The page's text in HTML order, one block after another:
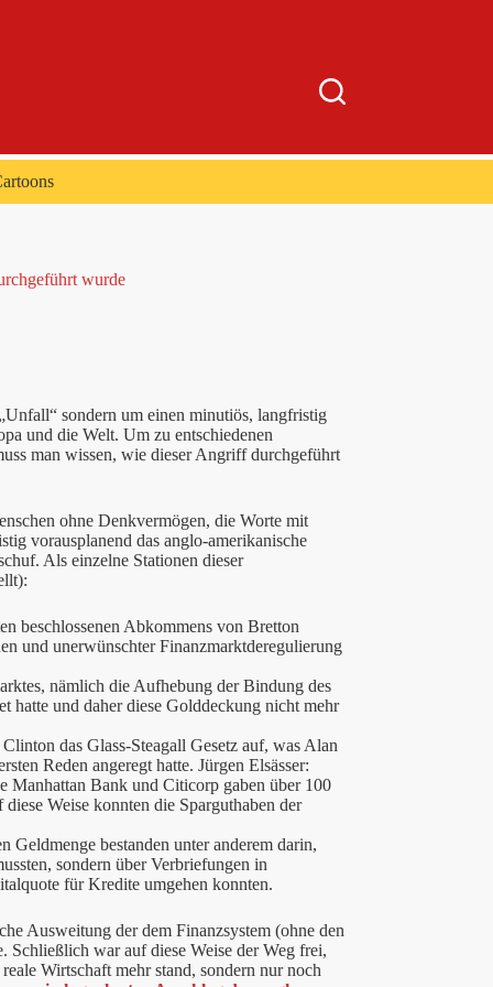
wurde
sondern um einen minutiös, langfristig
und die Welt. Um zu entschiedenen
man wissen, wie dieser Angriff durchgeführt
ohne Denkvermögen, die Worte mit
vorausplanend das anglo-amerikanische
Als einzelne Stationen dieser
beschlossenen Abkommens von Bretton
und unerwünschter Finanzmarktderegulierung
nämlich die Aufhebung der Bindung des
hatte und daher diese Golddeckung nicht mehr
das Glass-Steagall Gesetz auf, was Alan
Reden angeregt hatte. Jürgen Elsässer:
Manhattan Bank und Citicorp gaben über 100
Weise konnten die Sparguthaben der
Geldmenge bestanden unter anderem darin,
sondern über Verbriefungen in
für Kredite umgehen konnten.
Ausweitung der dem Finanzsystem (ohne den
Schließlich war auf diese Weise der Weg frei,
Wirtschaft mehr stand, sondern nur noch